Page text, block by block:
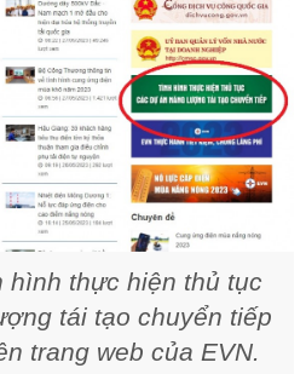
hình thực hiện thủ tục
tái tạo chuyển tiếp
trang web của EVN.